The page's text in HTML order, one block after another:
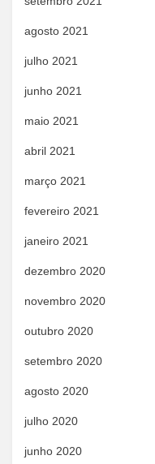
agosto 2021
julho 2021
junho 2021
maio 2021
abril 2021
março 2021
fevereiro 2021
janeiro 2021
dezembro 2020
novembro 2020
outubro 2020
setembro 2020
agosto 2020
julho 2020
junho 2020